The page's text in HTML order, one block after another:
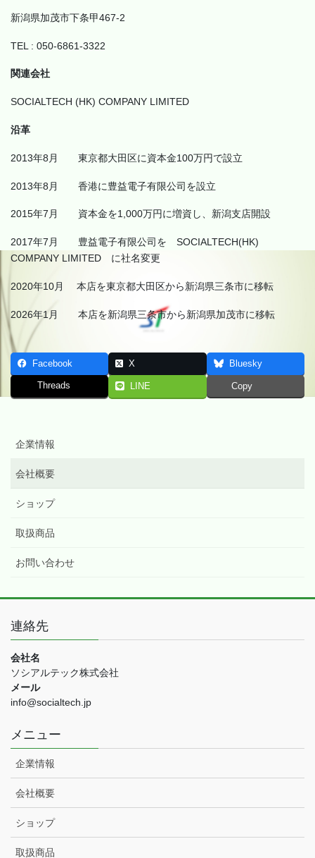
新潟県加茂市下条甲467-2
TEL : 050-6861-3322
関連会社
SOCIALTECH (HK) COMPANY LIMITED
沿革
2013年8月 東京都大田区に資本金100万円で設立
2013年8月 香港に豊益電子有限公司を設立
2015年7月 資本金を1,000万円に増資し、新潟支店開設
2017年7月 豊益電子有限公司を SOCIALTECH(HK)
COMPANY LIMITED に社名変更
2020年10月 本店を東京都大田区から新潟県三条市に移転
2026年1月 本店を新潟県三条市から新潟県加茂市に移転
Facebook X Bluesky
Threads LINE Copy
企業情報
会社概要
ショップ
取扱商品
お問い合わせ
連絡先
会社名
ソシアルテック株式会社
メール
info@socialtech.jp
メニュー
企業情報
会社概要
ショップ
取扱商品